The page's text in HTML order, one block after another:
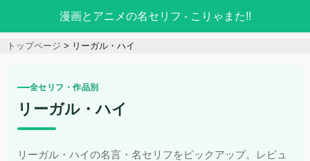
漫画とアニメの名セリフ - こりゃまた!!
トップページ リーガル・ハイ
全セリフ・作品別
リーガル・ハイ
リーガル・ハイの名言・名セリフをピックアップ。レビュ